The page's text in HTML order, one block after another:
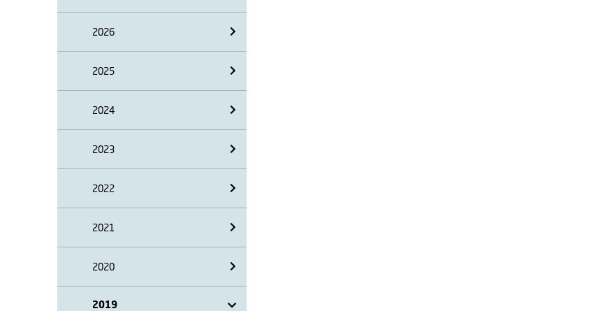
2026
2025
2024
2023
2022
2021
2020
2019